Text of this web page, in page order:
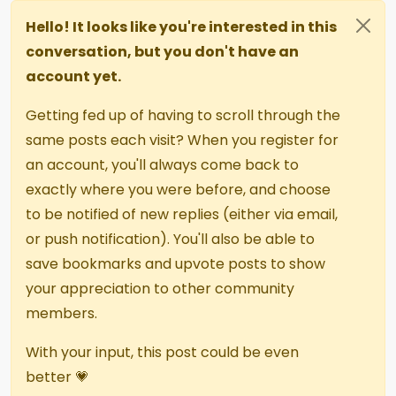
Hello! It looks like you're interested in this
conversation, but you don't have an
account yet.
Getting fed up of having to scroll through the
same posts each visit? When you register for
an account, you'll always come back to
exactly where you were before, and choose
to be notified of new replies (either via email,
or push notification). You'll also be able to
save bookmarks and upvote posts to show
your appreciation to other community
members.
With your input, this post could be even
better 💗